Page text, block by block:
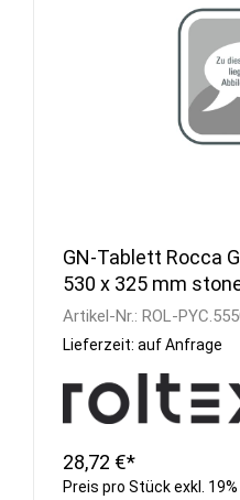
GN-Tablett Rocca
530 x 325 mm
Artikel-Nr.: ROL-
Lieferzeit: auf Anfrage
28,72 €*
Preis pro Stück exkl.